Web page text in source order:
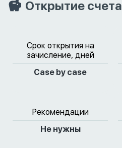
Открытие счета
Срок открытия на
зачисление, дней
Case by case
Рекомендации
Не нужны